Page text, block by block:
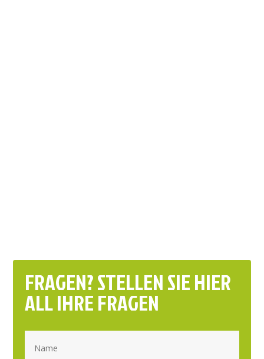
FRAGEN? STELLEN SIE HIER
ALL IHRE FRAGEN